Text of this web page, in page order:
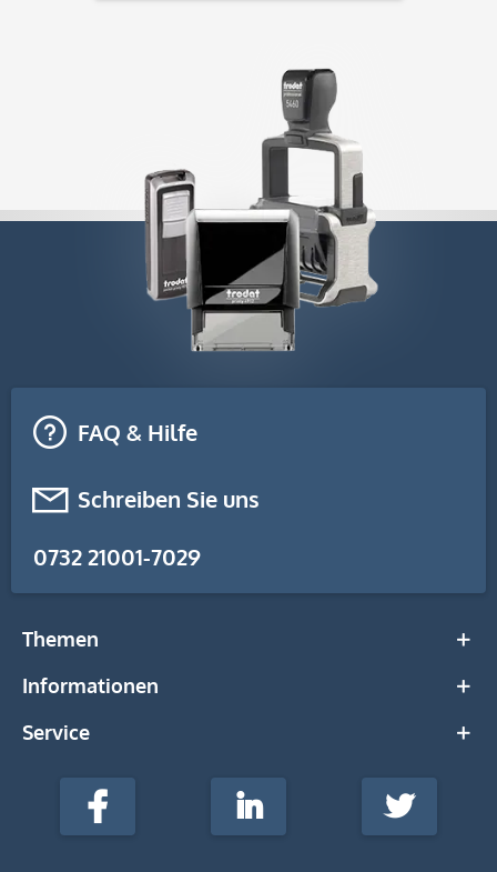
FAQ & Hilfe
Schreiben Sie uns
0732 21001-7029
Themen
Informationen
Service
stempel-
Media
Facebook LinkedIn Twitter